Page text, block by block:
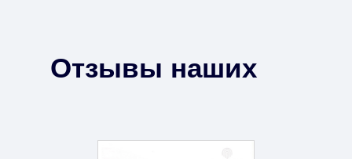
Отзывы наших